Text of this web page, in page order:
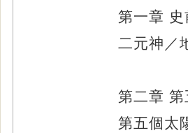
第一章
二元神／
第二章
第五個太